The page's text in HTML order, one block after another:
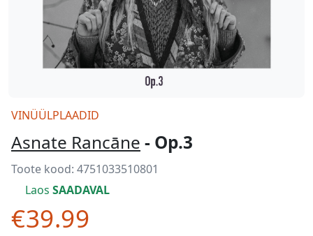
VINÜÜLPLAADID
Asnate Rancāne - Op.3
Toote kood: 4751033510801
Laos SAADAVAL
€39.99